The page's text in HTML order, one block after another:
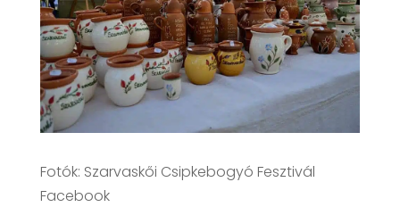
Fotók: Szarvaskői Csipkebogyó Fesztivál
Facebook